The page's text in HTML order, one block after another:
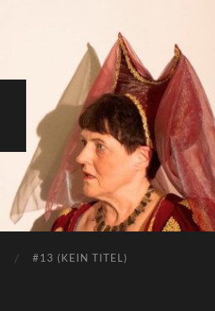
#13 (KEIN TITEL)